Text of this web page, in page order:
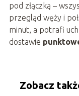
pod złączką –
przegląd węży i
minut, a potrafi
dostawie
Zobacz